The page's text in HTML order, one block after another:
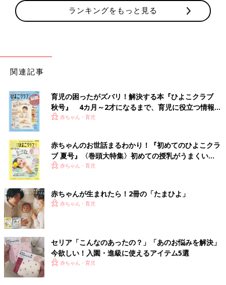
ランキングをもっと見る
関連記事
育児の困ったがズバリ！解決する本『ひよこクラブ
秋号』 4カ月～2才になるまで、育児に役立つ情報が
いっぱい！
赤ちゃん・育児
赤ちゃんのお世話まるわかり！『初めてのひよこクラ
ブ 夏号』〈巻頭大特集〉初めての授乳がうまくい
く！ おっぱい・ミルクの基本と夏のトラブル 解決テ
赤ちゃん・育児
赤ちゃんが生まれたら！2冊の「たまひよ」
赤ちゃん・育児
セリア「こんなのあったの？」「あのお悩みを解決」
今欲しい！入園・進級に使えるアイテム5選
赤ちゃん・育児